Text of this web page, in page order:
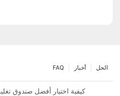
الحل أخبار FAQ
كيفية اختيار أفضل صندوق